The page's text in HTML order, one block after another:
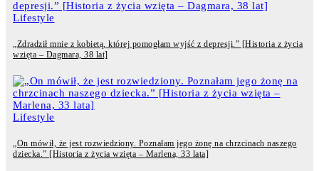
Lifestyle
„Zdradził mnie z kobietą, której pomogłam wyjść z depresji.” [Historia z życia
wzięta – Dagmara, 38 lat]
Lifestyle
„On mówił, że jest rozwiedziony. Poznałam jego żonę na chrzcinach naszego
dziecka.” [Historia z życia wzięta – Marlena, 33 lata]